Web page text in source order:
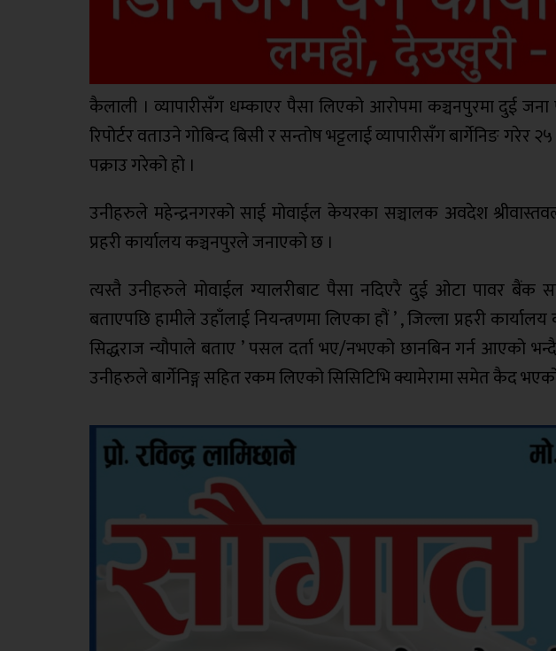
कैलाली । व्यापारीसँग धम्काएर पैसा लिएको आरोपमा कञ्चनपुरमा दुई
रिपोर्टर वताउने गोबिन्द बिसी र सन्तोष भट्टलाई व्यापारीसँग बार्गेनिङ
पक्राउ गरेको हो ।
उनीहरुले महेन्द्रनगरको साई मोवाईल केयरका सञ्चालक अवदेश
प्रहरी कार्यालय कञ्चनपुरले जनाएको छ ।
त्यस्तै उनीहरुले मोवाईल ग्यालरीबाट पैसा नदिएरै दुई ओटा पावर बैंक
बताएपछि हामीले उहाँलाई नियन्त्रणमा लिएका हौं ’ , जिल्ला प्रहरी कार्यालय
सिद्धराज न्यौपाले बताए ’ पसल दर्ता भए/नभएको छानबिन गर्न आएको
उनीहरुले बार्गेनिङ्ग सहित रकम लिएको सिसिटिभि क्यामेरामा समेत कैद